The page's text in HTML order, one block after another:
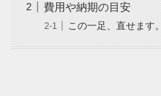
費用や納期の目安
この一足、直せます。